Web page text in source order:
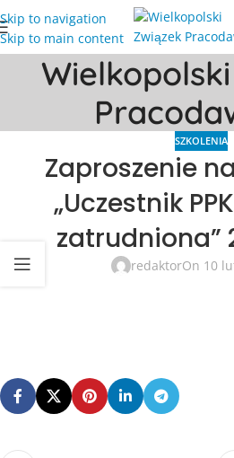
Skip to navigation
Skip to main content
SZKOLENIA
Zaproszenie
„Uczestnik
zatrudniona”
redaktorOn 10